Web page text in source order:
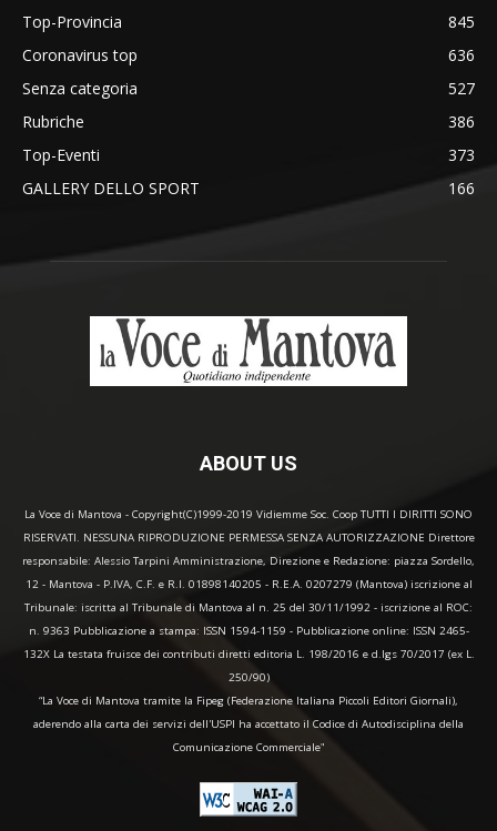
Top-Provincia
845
Coronavirus top
636
Senza categoria
527
Rubriche
386
Top-Eventi
373
GALLERY DELLO SPORT
166
ABOUT US
La Voce di Mantova - Copyright(C)1999-2019 Vidiemme Soc. Coop TUTTI I DIRITTI SONO
RISERVATI. NESSUNA RIPRODUZIONE PERMESSA SENZA AUTORIZZAZIONE Direttore
responsabile: Alessio Tarpini Amministrazione, Direzione e Redazione: piazza Sordello,
12 - Mantova - P.IVA, C.F. e R.I. 01898140205 - R.E.A. 0207279 (Mantova) iscrizione al
Tribunale: iscritta al Tribunale di Mantova al n. 25 del 30/11/1992 - iscrizione al ROC:
n. 9363 Pubblicazione a stampa: ISSN 1594-1159 - Pubblicazione online: ISSN 2465-
132X La testata fruisce dei contributi diretti editoria L. 198/2016 e d.lgs 70/2017 (ex L.
250/90)
“La Voce di Mantova tramite la Fipeg (Federazione Italiana Piccoli Editori Giornali),
aderendo alla carta dei servizi dell'USPI ha accettato il Codice di Autodisciplina della
Comunicazione Commerciale"